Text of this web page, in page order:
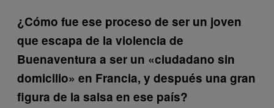
¿Cómo fue ese proceso de ser un joven
que escapa de la violencia de
Buenaventura a ser un «ciudadano sin
domicilio» en Francia, y después una gran
figura de la salsa en ese país?